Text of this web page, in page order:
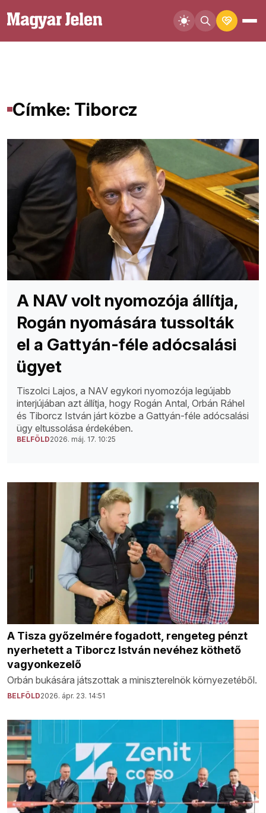
Címke: Tiborcz
A NAV volt nyomozója állítja,
Rogán nyomására tussolták
el a Gattyán-féle adócsalási
ügyet
Tiszolci Lajos, a NAV egykori nyomozója legújabb
interjújában azt állítja, hogy Rogán Antal, Orbán Ráhel
és Tiborcz István járt közbe a Gattyán-féle adócsalási
ügy eltussolása érdekében.
BELFÖLD2026. máj. 17. 10:25
A Tisza győzelmére fogadott, rengeteg pénzt
nyerhetett a Tiborcz István nevéhez köthető
vagyonkezelő
Orbán bukására játszottak a miniszterelnök környezetéből.
BELFÖLD2026. ápr. 23. 14:51